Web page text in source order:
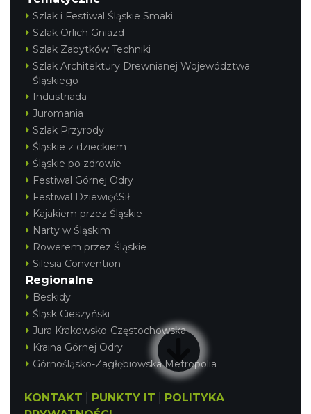
Szlak i Festiwal Śląskie Smaki
Szlak Orlich Gniazd
Szlak Zabytków Techniki
Szlak Architektury Drewnianej Województwa
Śląskiego
Industriada
Juromania
Szlak Przyrody
Śląskie z dzieckiem
Śląskie po zdrowie
Festiwal Górnej Odry
Festiwal DziewięćSił
Kajakiem przez Śląskie
Narty w Śląskim
Rowerem przez Śląskie
Silesia Convention
Regionalne
Beskidy
Śląsk Cieszyński
Jura Krakowsko-Częstochowska
Kraina Górnej Odry
Górnośląsko-Zagłębiowska Metropolia
KONTAKT PUNKTY IT
POLITYKA